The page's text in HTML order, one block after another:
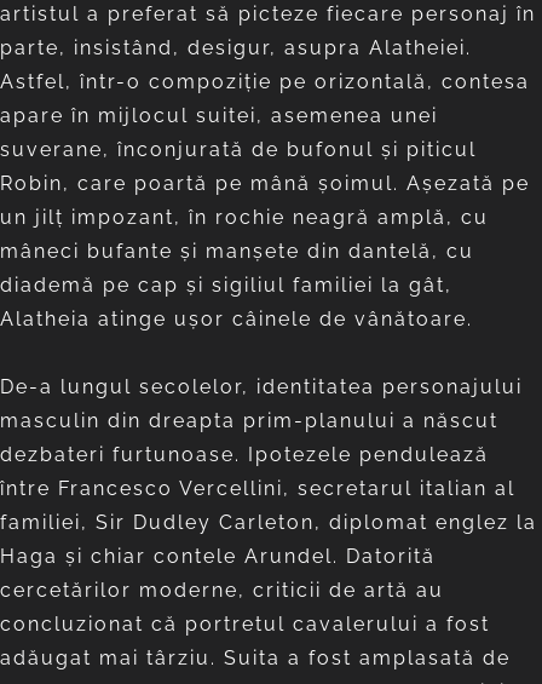
artistul a preferat să picteze fiecare personaj în
parte, insistând, desigur, asupra Alatheiei.
Astfel, într-o compoziţie pe orizontală, contesa
apare în mijlocul suitei, asemenea unei
suverane, înconjurată de bufonul şi piticul
Robin, care poartă pe mână şoimul. Aşezată pe
un jilţ impozant, în rochie neagră amplă, cu
mâneci bufante şi manşete din dantelă, cu
diademă pe cap şi sigiliul familiei la gât,
Alatheia atinge uşor câinele de vânătoare.
De-a lungul secolelor, identitatea personajului
masculin din dreapta prim-planului a născut
dezbateri furtunoase. Ipotezele pendulează
între Francesco Vercellini, secretarul italian al
familiei, Sir Dudley Carleton, diplomat englez la
Haga şi chiar contele Arundel. Datorită
cercetărilor moderne, criticii de artă au
concluzionat că portretul cavalerului a fost
adăugat mai târziu. Suita a fost amplasată de